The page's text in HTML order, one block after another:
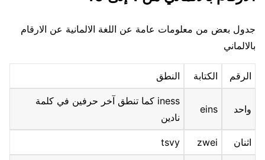
جدول بعض من معلومات عامة عن اللغة الالمانية عن الارقام
بالالماني
الرقم الكتابة النطق
واحد eins
iness كما تنطق آخر حرفين في كلمة
نادين
اثنان zwei
tsvy